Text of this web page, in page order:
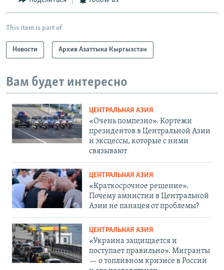
This item is part of
Новости Архив Азаттыка Кыргызстан
Вам будет интересно
ЦЕНТРАЛЬНАЯ АЗИЯ
«Очень помпезно». Кортежи
президентов в Центральной Азии
и эксцессы, которые с ними
связывают
ЦЕНТРАЛЬНАЯ АЗИЯ
«Краткосрочное решение».
Почему амнистии в Центральной
Азии не панацея от проблемы?
ЦЕНТРАЛЬНАЯ АЗИЯ
«Украина защищается и
поступает правильно». Мигранты
— о топливном кризисе в России